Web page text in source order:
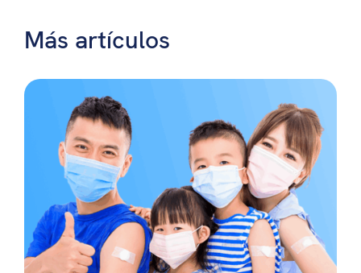
Más artículos